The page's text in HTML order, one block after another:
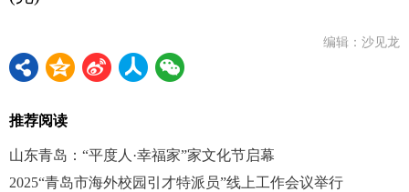
编辑：沙见龙
推荐阅读
山东青岛：“平度人·幸福家”家文化节启幕
2025“青岛市海外校园引才特派员”线上工作会议举行